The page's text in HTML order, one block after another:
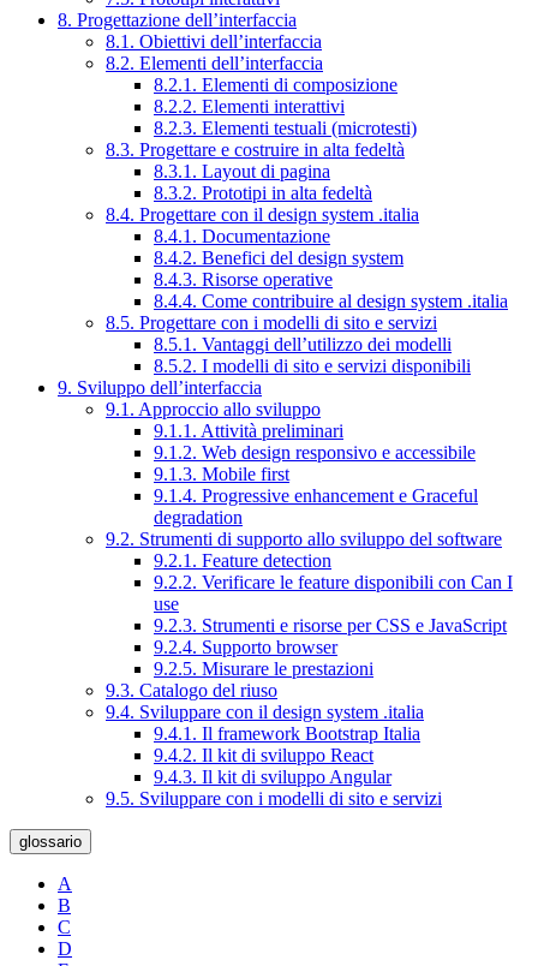
8. Progettazione dell’interfaccia
8.1. Obiettivi dell’interfaccia
8.2. Elementi dell’interfaccia
8.2.1. Elementi di composizione
8.2.2. Elementi interattivi
8.2.3. Elementi testuali (microtesti)
8.3. Progettare e costruire in alta fedeltà
8.3.1. Layout di pagina
8.3.2. Prototipi in alta fedeltà
8.4. Progettare con il design system .italia
8.4.1. Documentazione
8.4.2. Benefici del design system
8.4.3. Risorse operative
8.4.4. Come contribuire al design system .italia
8.5. Progettare con i modelli di sito e servizi
8.5.1. Vantaggi dell’utilizzo dei modelli
8.5.2. I modelli di sito e servizi disponibili
9. Sviluppo dell’interfaccia
9.1. Approccio allo sviluppo
9.1.1. Attività preliminari
9.1.2. Web design responsivo e accessibile
9.1.3. Mobile first
9.1.4. Progressive enhancement e Graceful
degradation
9.2. Strumenti di supporto allo sviluppo del software
9.2.1. Feature detection
9.2.2. Verificare le feature disponibili con Can I
use
9.2.3. Strumenti e risorse per CSS e JavaScript
9.2.4. Supporto browser
9.2.5. Misurare le prestazioni
9.3. Catalogo del riuso
9.4. Sviluppare con il design system .italia
9.4.1. Il framework Bootstrap Italia
9.4.2. Il kit di sviluppo React
9.4.3. Il kit di sviluppo Angular
9.5. Sviluppare con i modelli di sito e servizi
glossario
A
B
C
D